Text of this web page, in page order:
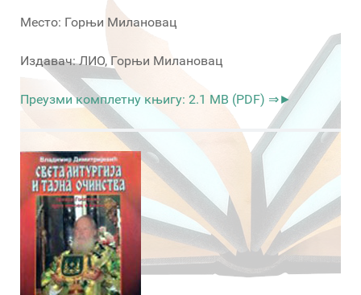
Место: Горњи Милановац
Издавач: ЛИО, Горњи Милановац
Преузми комплетну књигу: 2.1 MB (PDF) ⇒►